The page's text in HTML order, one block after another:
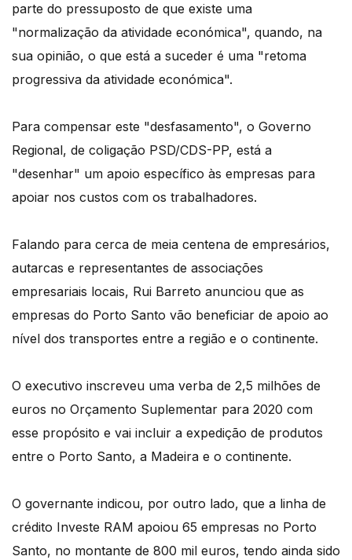
parte do pressuposto de que existe uma
"normalização da atividade económica", quando, na
sua opinião, o que está a suceder é uma "retoma
progressiva da atividade económica".
Para compensar este "desfasamento", o Governo
Regional, de coligação PSD/CDS-PP, está a
"desenhar" um apoio específico às empresas para
apoiar nos custos com os trabalhadores.
Falando para cerca de meia centena de empresários,
autarcas e representantes de associações
empresariais locais, Rui Barreto anunciou que as
empresas do Porto Santo vão beneficiar de apoio ao
nível dos transportes entre a região e o continente.
O executivo inscreveu uma verba de 2,5 milhões de
euros no Orçamento Suplementar para 2020 com
esse propósito e vai incluir a expedição de produtos
entre o Porto Santo, a Madeira e o continente.
O governante indicou, por outro lado, que a linha de
crédito Investe RAM apoiou 65 empresas no Porto
Santo, no montante de 800 mil euros, tendo ainda sido